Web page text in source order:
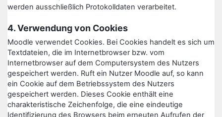
werden ausschließlich Protokolldaten verarbeitet.
4. Verwendung von Cookies
Moodle verwendet Cookies. Bei Cookies handelt es sich um
Textdateien, die im Internetbrowser bzw. vom
Internetbrowser auf dem Computersystem des Nutzers
gespeichert werden. Ruft ein Nutzer Moodle auf, so kann
ein Cookie auf dem Betriebssystem des Nutzers
gespeichert werden. Dieses Cookie enthält eine
charakteristische Zeichenfolge, die eine eindeutige
Identifizierung des Browsers beim erneuten Aufrufen der